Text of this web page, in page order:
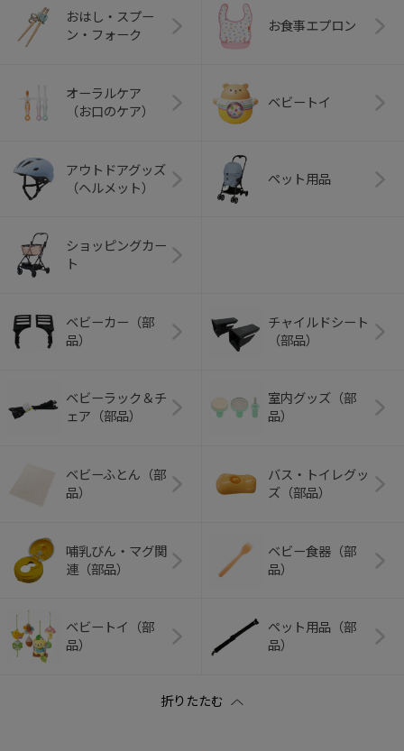
おはし・スプー
ン・フォーク
お食事エプロン
オーラルケア
（お口のケア）
ベビートイ
アウトドアグッズ
（ヘルメット）
ペット用品
ショッピングカー
ト
ベビーカー（部
品）
チャイルドシート
（部品）
ベビーラック＆チ
ェア（部品）
室内グッズ（部
品）
ベビーふとん（部
品）
バス・トイレグッ
ズ（部品）
哺乳びん・マグ関
連（部品）
ベビー食器（部
品）
ベビートイ（部
品）
ペット用品（部
品）